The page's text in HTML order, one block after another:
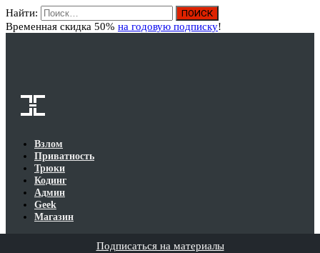
Найти:
Временная скидка 50% на годовую подписку!
Взлом
Приватность
Трюки
Кодинг
Админ
Geek
Магазин
Подписаться на материалы